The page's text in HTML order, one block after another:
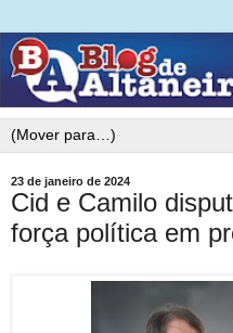
23 de janeiro de 2024
Cid e Camilo
força política em